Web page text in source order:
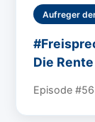
Aufreger
Die
Episode #56